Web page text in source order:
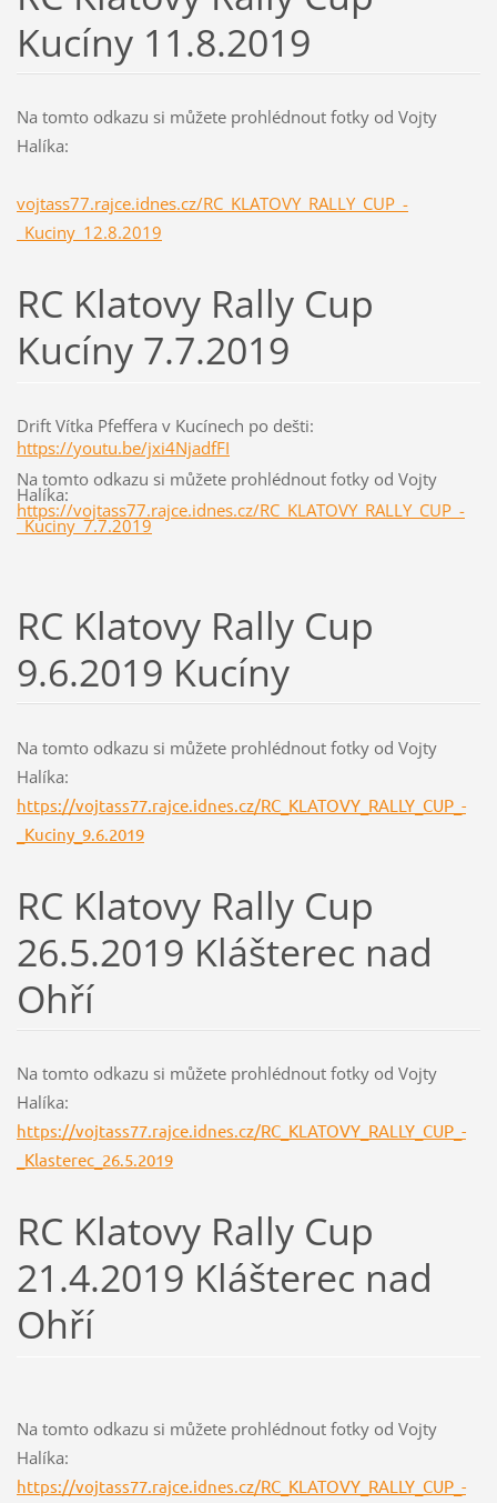
Kucíny 11.8.2019
Na tomto odkazu si můžete prohlédnout fotky od Vojty
Halíka:
vojtass77.rajce.idnes.cz/RC_KLATOVY_RALLY_CUP_-
_Kuciny_12.8.2019
RC Klatovy Rally Cup
Kucíny 7.7.2019
Drift Vítka Pfeffera v Kucínech po dešti:
https://youtu.be/jxi4NjadfFI
Na tomto odkazu si můžete prohlédnout fotky od Vojty
Halíka:
https://vojtass77.rajce.idnes.cz/RC_KLATOVY_RALLY_CUP_-
_Kuciny_7.7.2019
RC Klatovy Rally Cup
9.6.2019 Kucíny
Na tomto odkazu si můžete prohlédnout fotky od Vojty
Halíka:
https://vojtass77.rajce.idnes.cz/RC_KLATOVY_RALLY_CUP_-
_Kuciny_9.6.2019
RC Klatovy Rally Cup
26.5.2019 Klášterec nad
Ohří
Na tomto odkazu si můžete prohlédnout fotky od Vojty
Halíka:
https://vojtass77.rajce.idnes.cz/RC_KLATOVY_RALLY_CUP_-
_Klasterec_26.5.2019
RC Klatovy Rally Cup
21.4.2019 Klášterec nad
Ohří
Na tomto odkazu si můžete prohlédnout fotky od Vojty
Halíka:
https://vojtass77.rajce.idnes.cz/RC_KLATOVY_RALLY_CUP_-